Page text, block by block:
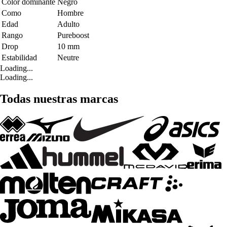
Como
Hombre
Edad
Adulto
Rango
Pureboost
Drop
10 mm
Estabilidad
Neutre
Loading...
Loading...
Todas nuestras marcas